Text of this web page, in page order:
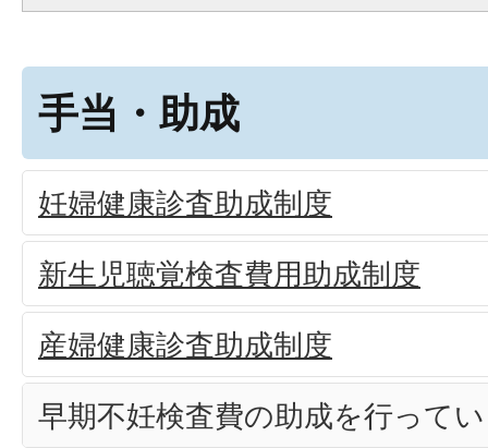
手当・助成
妊婦健康診査助成制度
新生児聴覚検査費用助成制度
産婦健康診査助成制度
早期不妊検査費の助成を行って